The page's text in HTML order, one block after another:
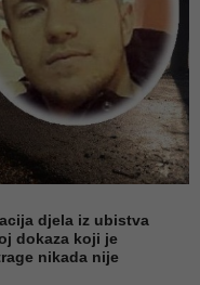
djela iz ubistva
dokaza koji je
nikada nije